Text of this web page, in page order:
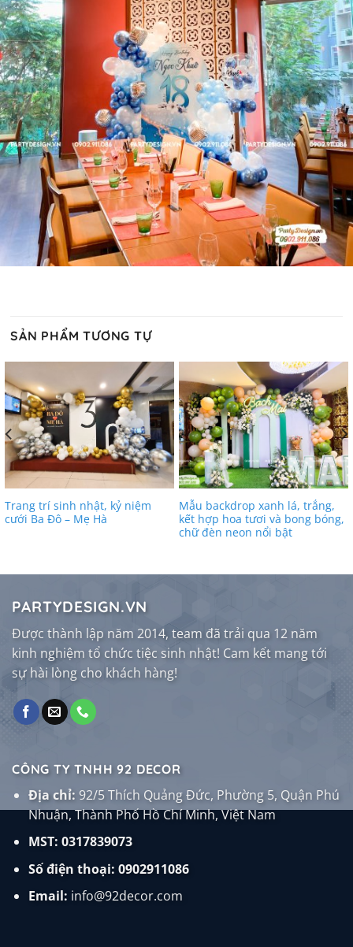
SẢN PHẨM TƯƠNG TỰ
Trang trí sinh nhật, kỷ niệm
cưới Ba Đô – Mẹ Hà
Mẫu backdrop xanh lá, trắng,
kết hợp hoa tươi và bong bóng,
chữ đèn neon nổi bật
PARTYDESIGN.VN
Được thành lập năm 2014, team đã trải qua 12 năm
kinh nghiệm tổ chức tiệc sinh nhật! Cam kết mang tới
sự hài lòng cho khách hàng!
CÔNG TY TNHH 92 DECOR
Địa chỉ: 92/5 Thích Quảng Đức, Phường 5, Quận Phú
Nhuận, Thành Phố Hồ Chí Minh, Việt Nam
MST: 0317839073
Số điện thoại: 0902911086
Email: info@92decor.com